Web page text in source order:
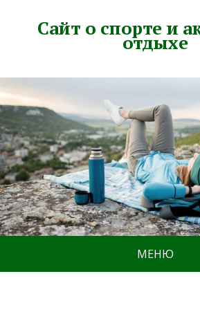
Сайт о спорте и
отдыхе
МЕНЮ